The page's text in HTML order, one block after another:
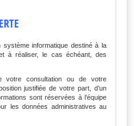
système informatique destiné à la
à réaliser, le cas échéant, des
votre consultation ou de votre
justifiée de votre part, d’un
sont réservées à l’équipe
les données administratives au